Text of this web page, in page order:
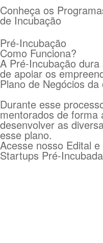
Conheça os
de Incubação
Pré-Incubação
Como Funciona?
A Pré-Incubação
de apoiar os
Plano de Negócios da
Durante esse
mentorados de forma
desenvolver as
esse plano.
Acesse nosso Edital
Startups Pré-